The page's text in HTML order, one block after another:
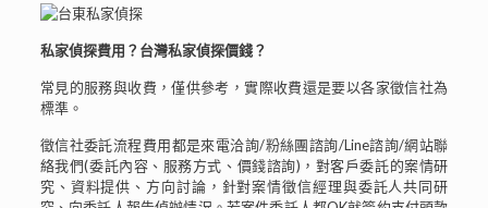
私家偵探費用？台灣私家偵探價錢？
常見的服務與收費，僅供參考，實際收費還是要以各家徵信社為
標準。
徵信社委託流程費用都是來電洽詢/粉絲團諮詢/Line諮詢/網站聯
絡我們(委託內容、服務方式、價錢諮詢)，對客戶委託的案情研
究、資料提供、方向討論，針對案情徵信經理與委託人共同研